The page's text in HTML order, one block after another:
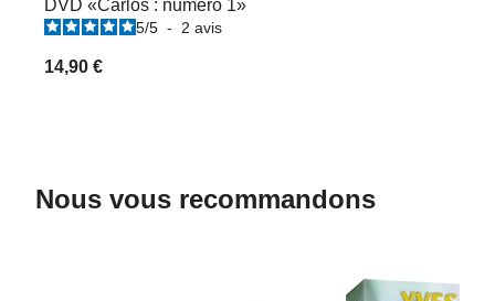
DVD «Carlos : numéro 1»
5/5 - 2 avis
14,90 €
Nous vous recommandons